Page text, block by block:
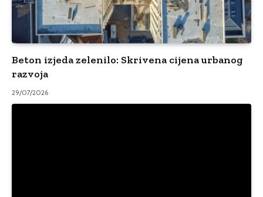
Beton izjeda zelenilo: Skrivena cijena urbanog
razvoja
29/07/2026